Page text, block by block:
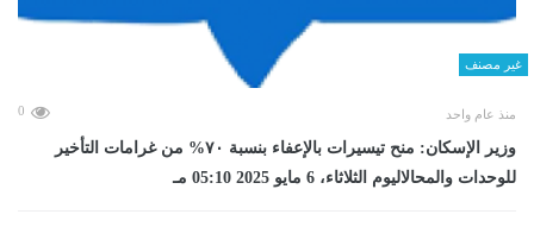
غير مصنف
منذ عام واحد 0
وزير الإسكان: منح تيسيرات بالإعفاء بنسبة ٧٠% من غرامات التأخير
للوحدات والمحالاليوم الثلاثاء، 6 مايو 2025 05:10 مـ